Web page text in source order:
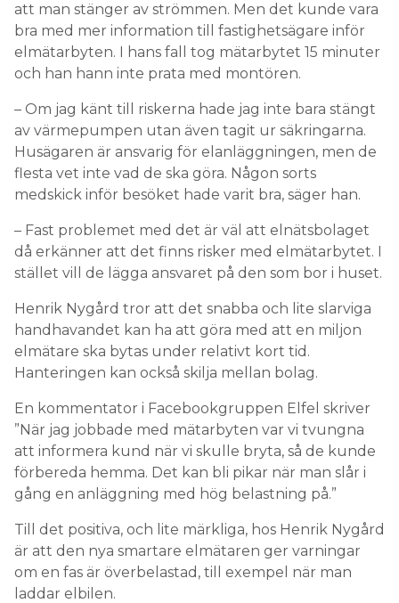
att man stänger av strömmen. Men det kunde vara
bra med mer information till fastighetsägare inför
elmätarbyten. I hans fall tog mätarbytet 15 minuter
och han hann inte prata med montören.
– Om jag känt till riskerna hade jag inte bara stängt
av värmepumpen utan även tagit ur säkringarna.
Husägaren är ansvarig för elanläggningen, men de
flesta vet inte vad de ska göra. Någon sorts
medskick inför besöket hade varit bra, säger han.
– Fast problemet med det är väl att elnätsbolaget
då erkänner att det finns risker med elmätarbytet. I
stället vill de lägga ansvaret på den som bor i huset.
Henrik Nygård tror att det snabba och lite slarviga
handhavandet kan ha att göra med att en miljon
elmätare ska bytas under relativt kort tid.
Hanteringen kan också skilja mellan bolag.
En kommentator i Facebookgruppen Elfel skriver
”När jag jobbade med mätarbyten var vi tvungna
att informera kund när vi skulle bryta, så de kunde
förbereda hemma. Det kan bli pikar när man slår i
gång en anläggning med hög belastning på.”
Till det positiva, och lite märkliga, hos Henrik Nygård
är att den nya smartare elmätaren ger varningar
om en fas är överbelastad, till exempel när man
laddar elbilen.